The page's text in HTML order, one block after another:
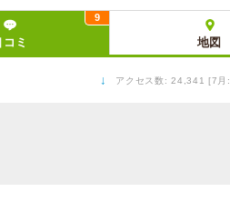
コミ
9
地図
↓ アクセス数: 24,341 [7